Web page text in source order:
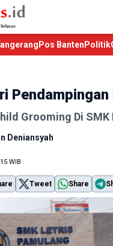
Pos Banten Politik
Pendampingan
Grooming Di
Deniansyah
WIB
Tweet Share